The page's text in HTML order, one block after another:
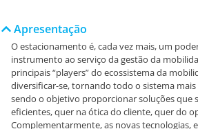
Apresentação
O estacionamento é, cada vez mais, um
instrumento ao serviço da gestão da
principais “players” do ecossistema da
diversificar-se, tornando todo o sistema
sendo o objetivo proporcionar soluções que
eficientes, quer na ótica do cliente, quer do
Complementarmente, as novas tecnologias,